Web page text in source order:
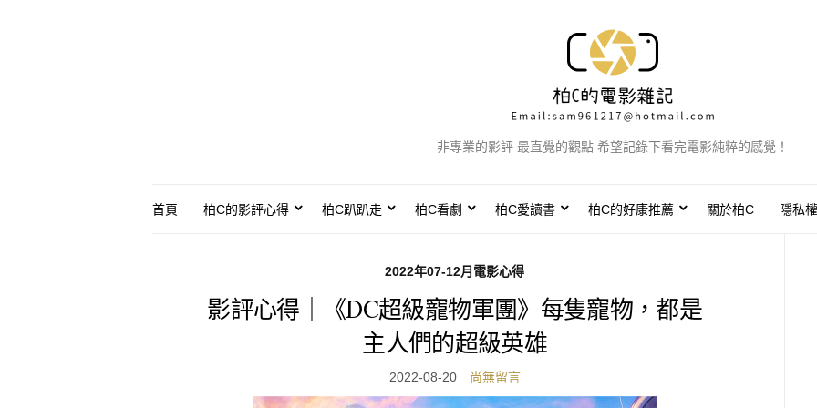
非專業的影評 最直覺的觀點 希望記錄下看完電影純粹的感覺！
首頁 柏C的影評心得 柏C趴趴走 柏C看劇 柏C愛讀書 柏C的好康推薦 關於柏C 隱私
2022年07-12月電影心得
影評心得｜《DC超級寵物軍團》每隻寵物，都是
主人們的超級英雄
2022-08-20 尚無留言